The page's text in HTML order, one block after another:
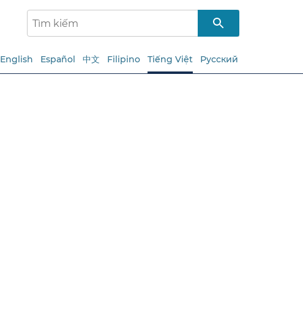
English Español 中文 Filipino Tiếng Việt Русский